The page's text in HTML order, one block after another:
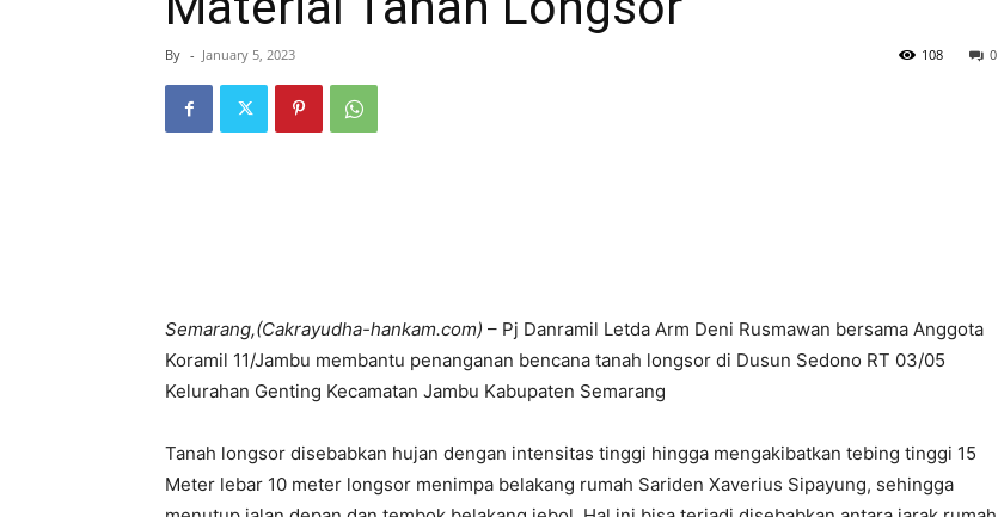
By - January 5, 2023 0
108
Semarang,(Cakrayudha-hankam.com) – Pj Danramil Letda Arm Deni Rusmawan bersama Anggota
Koramil 11/Jambu membantu penanganan bencana tanah longsor di Dusun Sedono RT 03/05
Kelurahan Genting Kecamatan Jambu Kabupaten Semarang
Tanah longsor disebabkan hujan dengan intensitas tinggi hingga mengakibatkan tebing tinggi 15
Meter lebar 10 meter longsor menimpa belakang rumah Sariden Xaverius Sipayung, sehingga